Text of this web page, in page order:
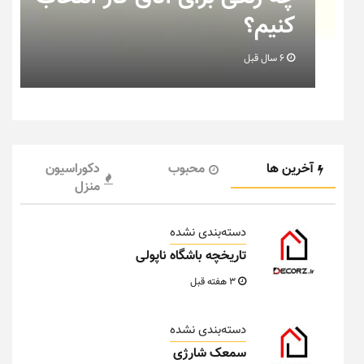
خانه عروس بدانیم + تصویر
آخرین ها محبوب
دکوراسیون
منزل
دسته‌بندی نشده
تاریخچه باشگاه ناپولی
دسته‌بندی نشده
سمعک شارژی